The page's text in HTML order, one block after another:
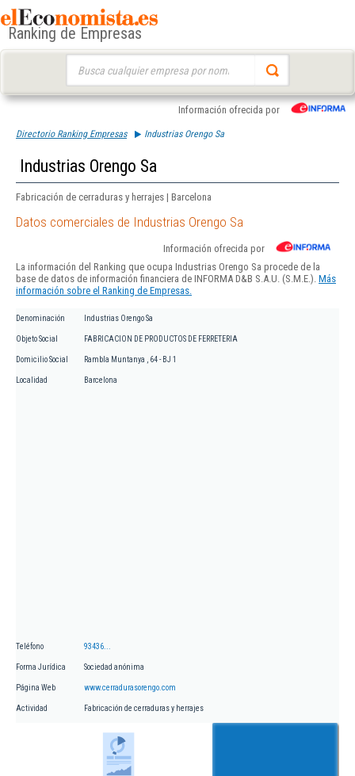
Ranking de Empresas
Información ofrecida por
Directorio Ranking Empresas Industrias Orengo Sa
Industrias Orengo Sa
Fabricación de cerraduras y herrajes | Barcelona
Datos comerciales de Industrias Orengo Sa
Información ofrecida por
La información del Ranking que ocupa Industrias Orengo Sa procede de la
base de datos de información financiera de INFORMA D&B S.A.U. (S.M.E.). Más
información sobre el Ranking de Empresas.
Denominación Industrias Orengo Sa
Objeto Social FABRICACION DE PRODUCTOS DE FERRETERIA
Domicilio Social Rambla Muntanya , 64 - BJ 1
Localidad Barcelona
Teléfono 93436...
Forma Jurídica Sociedad anónima
Página Web www.cerradurasorengo.com
Actividad Fabricación de cerraduras y herrajes